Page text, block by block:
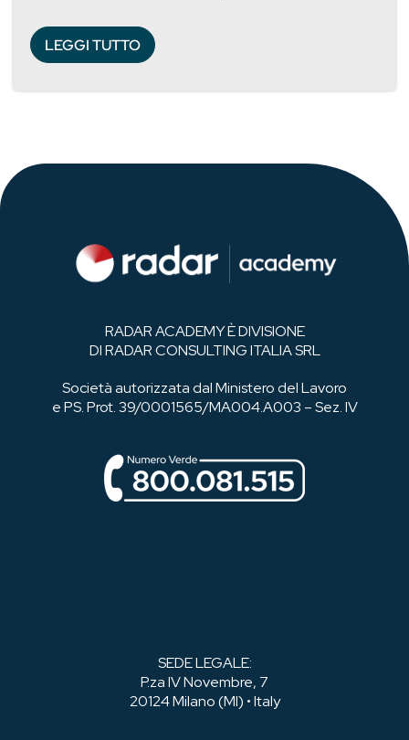
LEGGI TUTTO
RADAR ACADEMY È DIVISIONE
DI RADAR CONSULTING ITALIA SRL
Società autorizzata dal Ministero del Lavoro
e PS. Prot. 39/0001565/MA004.A003 – Sez. IV
SEDE LEGALE:
P.za IV Novembre, 7
20124 Milano (MI) • Italy